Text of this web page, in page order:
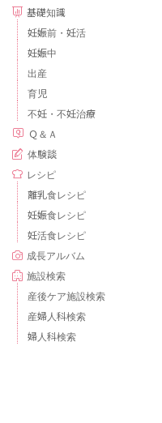
基礎知識
妊娠前・妊活
妊娠中
出産
育児
不妊・不妊治療
Ｑ＆Ａ
体験談
レシピ
離乳食レシピ
妊娠食レシピ
妊活食レシピ
成長アルバム
施設検索
産後ケア施設検索
産婦人科検索
婦人科検索